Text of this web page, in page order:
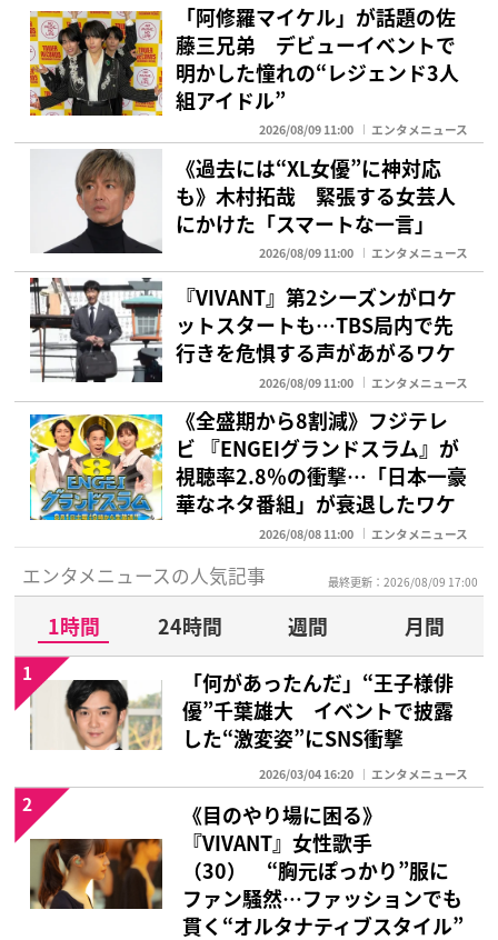
「阿修羅マイケル」が話題の佐
藤三兄弟 デビューイベントで
明かした憧れの“レジェンド3人
組アイドル”
2026/08/09 11:00 エンタメニュース
《過去には“XL女優”に神対応
も》木村拓哉 緊張する女芸人
にかけた「スマートな一言」
2026/08/09 11:00 エンタメニュース
『VIVANT』第2シーズンがロケ
ットスタートも…TBS局内で先
行きを危惧する声があがるワケ
2026/08/09 11:00 エンタメニュース
《全盛期から8割減》フジテレ
ビ 『ENGEIグランドスラム』が
視聴率2.8％の衝撃…「日本一豪
華なネタ番組」が衰退したワケ
2026/08/08 11:00 エンタメニュース
エンタメニュースの人気記事 最終更新：2026/08/09 17:00
1時間 24時間 週間
月間
「何があったんだ」“王子様俳
優”千葉雄大 イベントで披露
した“激変姿”にSNS衝撃
2026/03/04 16:20 エンタメニュース
1
《目のやり場に困る》
『VIVANT』女性歌手
（30） “胸元ぽっかり”服に
ファン騒然…ファッションでも
貫く“オルタナティブスタイル”
2